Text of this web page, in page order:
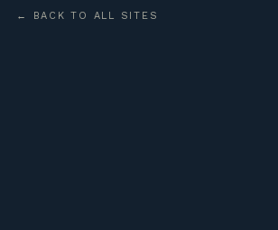
← BACK TO ALL SITES